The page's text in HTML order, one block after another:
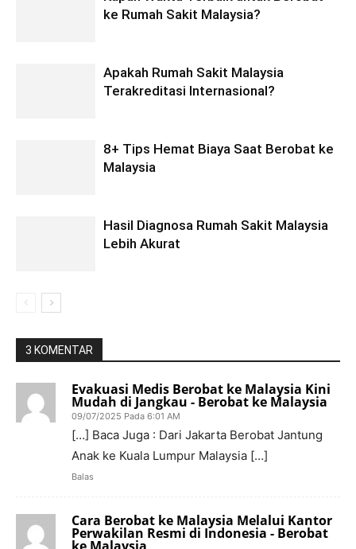
ke Rumah Sakit Malaysia?
Apakah Rumah Sakit Malaysia
Terakreditasi Internasional?
8+ Tips Hemat Biaya Saat Berobat ke
Malaysia
Hasil Diagnosa Rumah Sakit Malaysia
Lebih Akurat
3 KOMENTAR
Evakuasi Medis Berobat ke Malaysia Kini
Mudah di Jangkau - Berobat ke Malaysia
09/07/2025 Pada 6:01 AM
[…] Baca Juga : Dari Jakarta Berobat Jantung
Anak ke Kuala Lumpur Malaysia […]
Balas
Cara Berobat ke Malaysia Melalui Kantor
Perwakilan Resmi di Indonesia - Berobat